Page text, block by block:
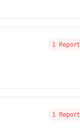
1 Report
1 Report